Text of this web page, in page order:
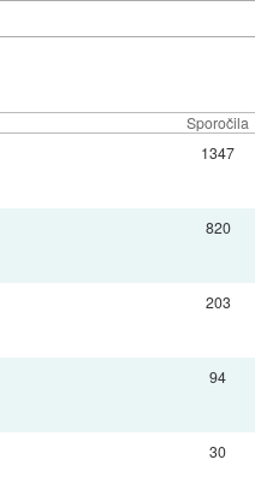
Sporočila
1347
820
203
94
30